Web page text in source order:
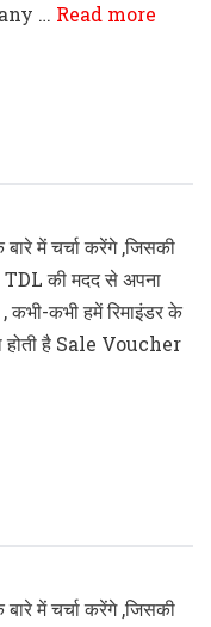
… Read more
में चर्चा करेंगे ,जिसकी
की मदद से अपना
कभी हमें रिमाइंडर के
होती है Sale Voucher
में चर्चा करेंगे ,जिसकी